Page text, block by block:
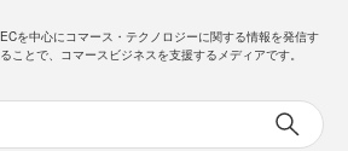
ECを中心にコマース・テクノロジーに関する情報を発信す
ることで、コマースビジネスを支援するメディアです。